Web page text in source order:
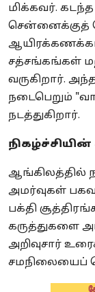
மிக்கவர்.
சென்னைக்குத்
சத்சங்கங்கள்
வருகிறார்.
நடைபெறும்
நடத்துகிறார்.
ஆங்கிலத்தில்
அமர்வுகள்
பக்தி
கருத்துகளை
அறிவுசார்
சமநிலையைப்